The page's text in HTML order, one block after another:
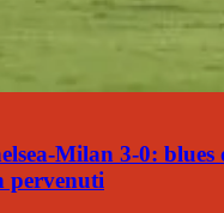
Milan 3-0: blues
pervenuti